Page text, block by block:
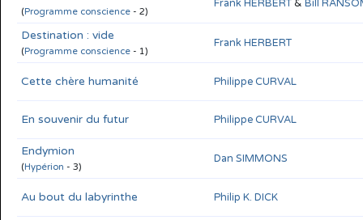
(Programme conscience - 2)
Frank HERBERT& Bill
Destination : vide
(Programme conscience - 1)
Frank HERBERT
Cette chère humanité Philippe CURVAL
En souvenir du futur Philippe CURVAL
Endymion
(Hypérion - 3)
Dan SIMMONS
Au bout du labyrinthe Philip K. DICK